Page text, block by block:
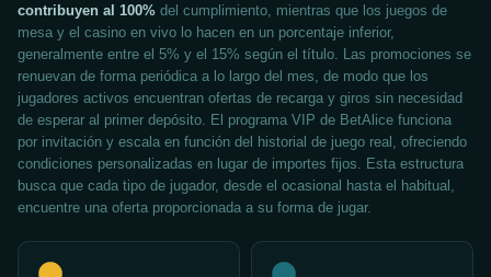
contribuyen al 100% del cumplimiento, mientras que los juegos de
mesa y el casino en vivo lo hacen en un porcentaje inferior,
generalmente entre el 5% y el 15% según el título. Las promociones se
renuevan de forma periódica a lo largo del mes, de modo que los
jugadores activos encuentran ofertas de recarga y giros sin necesidad
de esperar al primer depósito. El programa VIP de BetAlice funciona
por invitación y escala en función del historial de juego real, ofreciendo
condiciones personalizadas en lugar de importes fijos. Esta estructura
busca que cada tipo de jugador, desde el ocasional hasta el habitual,
encuentre una oferta proporcionada a su forma de jugar.